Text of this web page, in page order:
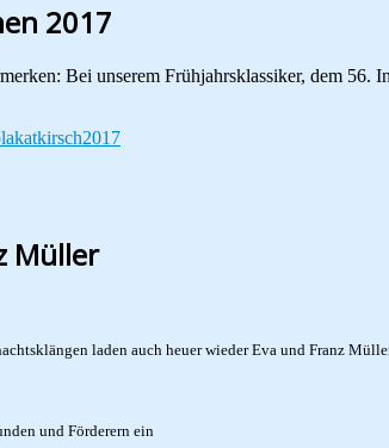
2017
Bei unserem Frühjahrsklassiker, dem
Müller
laden auch heuer wieder Eva und Franz
und Förderern ein